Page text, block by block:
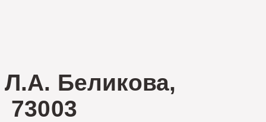
Л.А. Беликова,
73003